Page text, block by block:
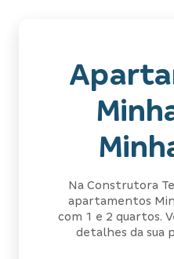
Na Construtora
apartamentos
com 1 e 2 quartos.
detalhes da sua